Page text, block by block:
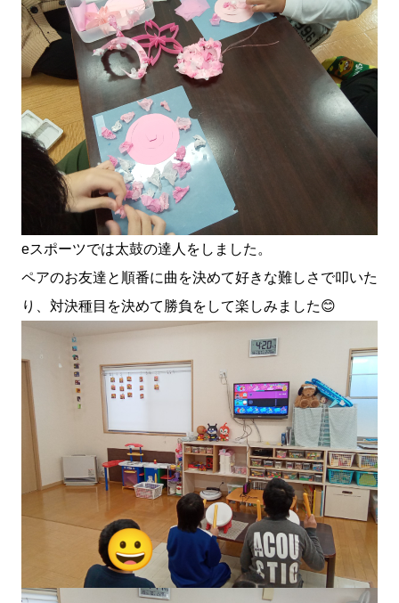
eスポーツでは太鼓の達人をしました。
ペアのお友達と順番に曲を決めて好きな難しさで叩いた
り、対決種目を決めて勝負をして楽しみました😊